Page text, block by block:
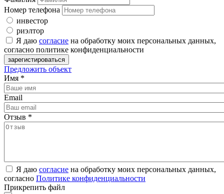
Номер телефона
инвестор
риэлтор
Я даю согласие на обработку моих персональных данных,
согласно политике конфиденциальности
Предложить объект
Имя *
Email
Отзыв *
Я даю согласие на обработку моих персональных данных,
согласно Политике конфиденциальности
Прикрепить файл